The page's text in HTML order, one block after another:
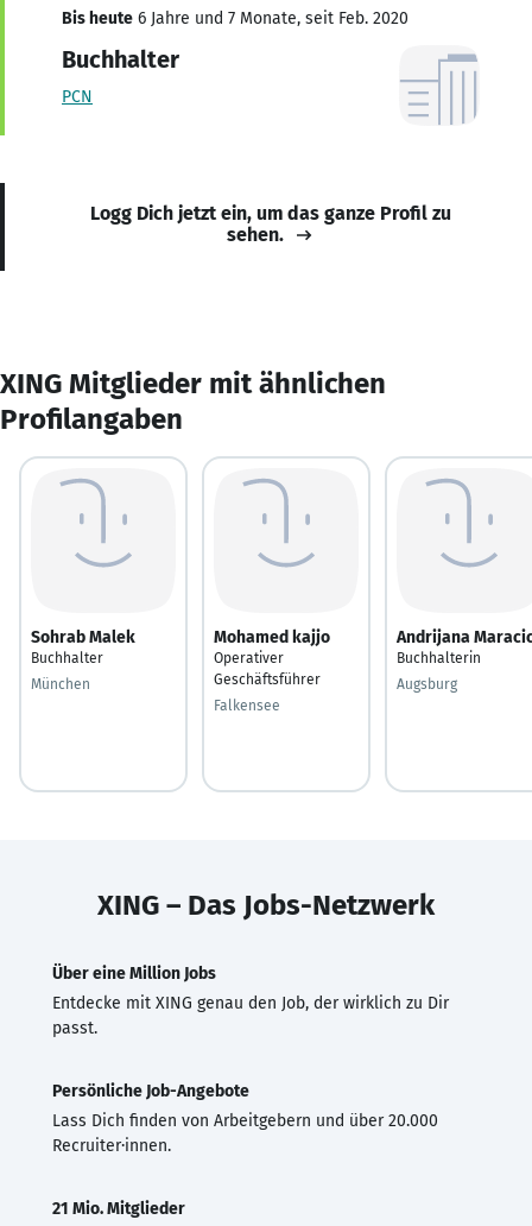
Bis heute 6 Jahre und 7 Monate, seit Feb. 2020
Buchhalter
PCN
Logg Dich jetzt ein, um das ganze Profil zu
sehen.
XING Mitglieder mit ähnlichen
Profilangaben
Sohrab Malek
Buchhalter
München
Mohamed kajjo
Operativer
Geschäftsführer
Falkensee
Andrijana
Buchhalterin
Augsburg
XING – Das Jobs-Netzwerk
Über eine Million Jobs
Entdecke mit XING genau den Job, der wirklich zu Dir
passt.
Persönliche Job-Angebote
Lass Dich finden von Arbeitgebern und über 20.000
Recruiter·innen.
21 Mio. Mitglieder